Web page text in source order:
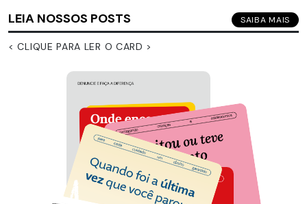
LEIA NOSSOS POSTS SAIBA MAIS
< CLIQUE PARA LER O CARD >